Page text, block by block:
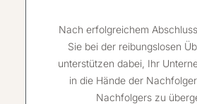
Nach erfolgreichem
Sie bei der reibungslosen
unterstützen dabei, Ihr
in die Hände der
Nachfolgers zu